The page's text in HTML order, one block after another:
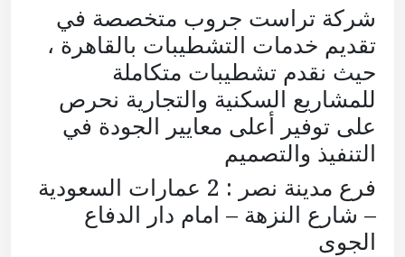
شركة تراست جروب متخصصة في
تقديم خدمات التشطيبات بالقاهرة ،
حيث نقدم تشطيبات متكاملة
للمشاريع السكنية والتجارية نحرص
على توفير أعلى معايير الجودة في
التنفيذ والتصميم
فرع مدينة نصر : 2 عمارات السعودية
– شارع النزهة – امام دار الدفاع
الجوى